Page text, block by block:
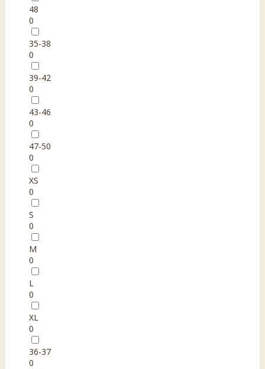
48
0
35-38
0
39-42
0
43-46
0
47-50
0
XS
0
S
0
M
0
L
0
XL
0
36-37
0